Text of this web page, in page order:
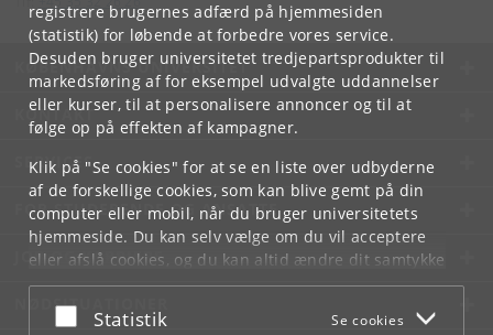
registrere brugernes adfærd på hjemmesiden
(statistik) for løbende at forbedre vores service.
Desuden bruger universitetet tredjepartsprodukter til
markedsføring af for eksempel udvalgte uddannelser
eller kurser, til at personalisere annoncer og til at
følge op på effekten af kampagner.
Klik på "Se cookies" for at se en liste over udbyderne
af de forskellige cookies, som kan blive gemt på din
computer eller mobil, når du bruger universitetets
hjemmeside. Du kan selv vælge om du vil acceptere
eller afslå cookies, og du kan altid ændre dit samtykke
underCookie- og privatlivspolitiksom du finder i
bunden af hver side.
Acceptér eller afslå
Statistik Se cookies
KØBENHAVNS UNIVERSITET
KONTAKT
SERVICES
FOR STUDERENDE OG ANSATTE
JOB OG KARRIERE
NØDSITUATIONER